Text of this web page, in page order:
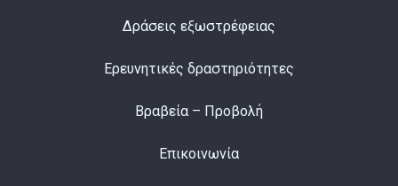
Δράσεις εξωστρέφειας
Ερευνητικές δραστηριότητες
Βραβεία – Προβολή
Επικοινωνία